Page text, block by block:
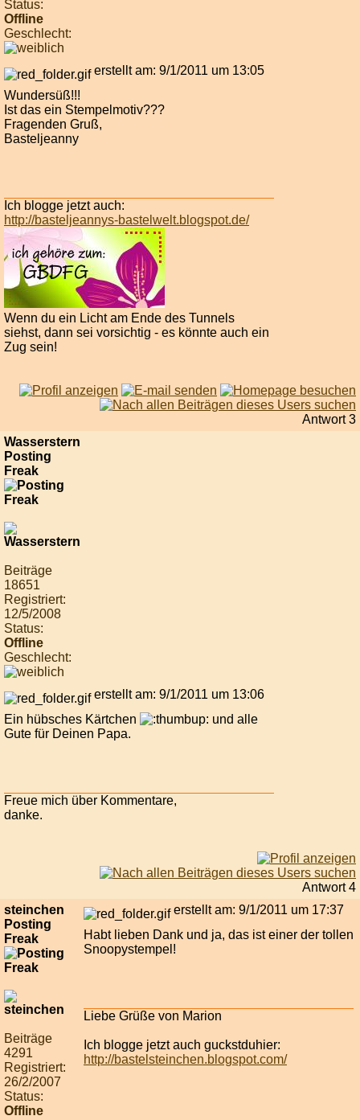
Status:
Offline
Geschlecht:
erstellt am: 9/1/2011 um 13:05
Wundersüß!!!
Ist das ein Stempelmotiv???
Fragenden Gruß,
Basteljeanny
Ich blogge jetzt auch:
http://basteljeannys-bastelwelt.blogspot.de/
Wenn du ein Licht am Ende des Tunnels
siehst, dann sei vorsichtig - es könnte auch ein
Zug sein!
Antwort 3
Wasserstern
Posting
Freak
Beiträge
18651
Registriert:
12/5/2008
Status:
Offline
Geschlecht:
erstellt am: 9/1/2011 um 13:06
Ein hübsches Kärtchen
und alle
Gute für Deinen Papa.
Freue mich über Kommentare,
danke.
Antwort 4
steinchen
Posting
Freak
Beiträge
4291
Registriert:
26/2/2007
Status:
Offline
erstellt am: 9/1/2011 um 17:37
Habt lieben Dank und ja, das ist einer der tollen
Snoopystempel!
Liebe Grüße von Marion
Ich blogge jetzt auch guckstduhier:
http://bastelsteinchen.blogspot.com/